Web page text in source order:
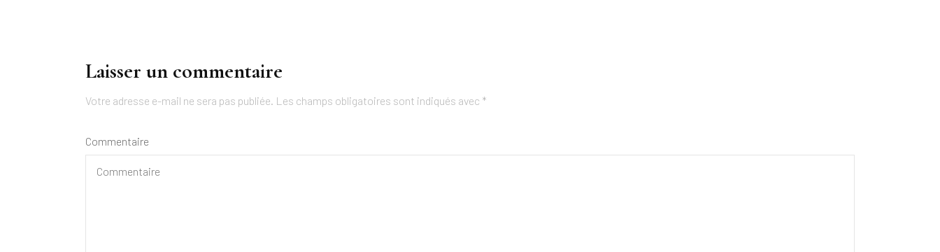
Laisser un commentaire
Votre adresse e-mail ne sera pas publiée. Les champs obligatoires sont indiqués avec *
Commentaire